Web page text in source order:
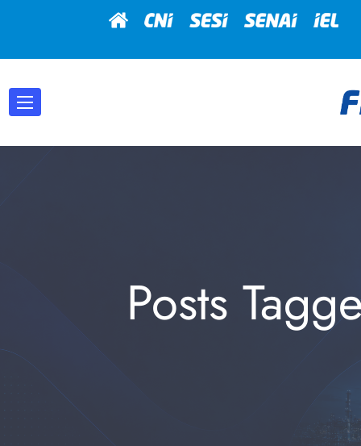
Posts